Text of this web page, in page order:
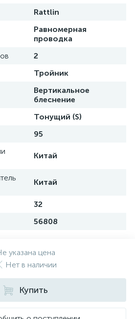
Rattlin
Равномерная
проводка
2
Тройник
Вертикальное
блеснение
Тонущий (S)
95
Китай
Китай
32
56808
указана цена
Нет в наличии
Купить